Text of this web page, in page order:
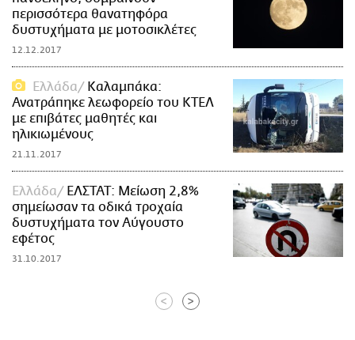
περισσότερα θανατηφόρα
δυστυχήματα με μοτοσικλέτες
12.12.2017
Ελλάδα
Καλαμπάκα:
Ανατράπηκε λεωφορείο του ΚΤΕΛ
με επιβάτες μαθητές και
ηλικιωμένους
21.11.2017
Ελλάδα
ΕΛΣΤΑΤ: Μείωση 2,8%
σημείωσαν τα οδικά τροχαία
δυστυχήματα τον Αύγουστο
εφέτος
31.10.2017
< >